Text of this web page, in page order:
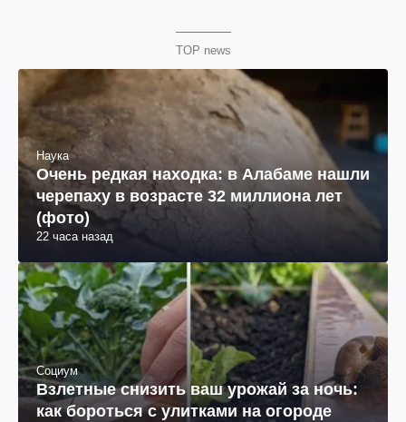
TOP news
Наука
Очень редкая находка: в Алабаме нашли
черепаху в возрасте 32 миллиона лет
(фото)
22 часа назад
Социум
Взлетные снизить ваш урожай за ночь:
как бороться с улитками на огороде